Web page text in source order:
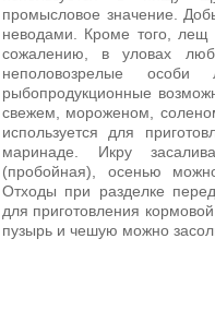
промысловое значение.
неводами. Кроме того, лещ
сожалению, в уловах
неполовозрелые
рыбопродукционные
свежем, мороженом,
используется для
маринаде. Икру
(пробойная), осенью
Отходы при разделке
для приготовления
пузырь и чешую можно